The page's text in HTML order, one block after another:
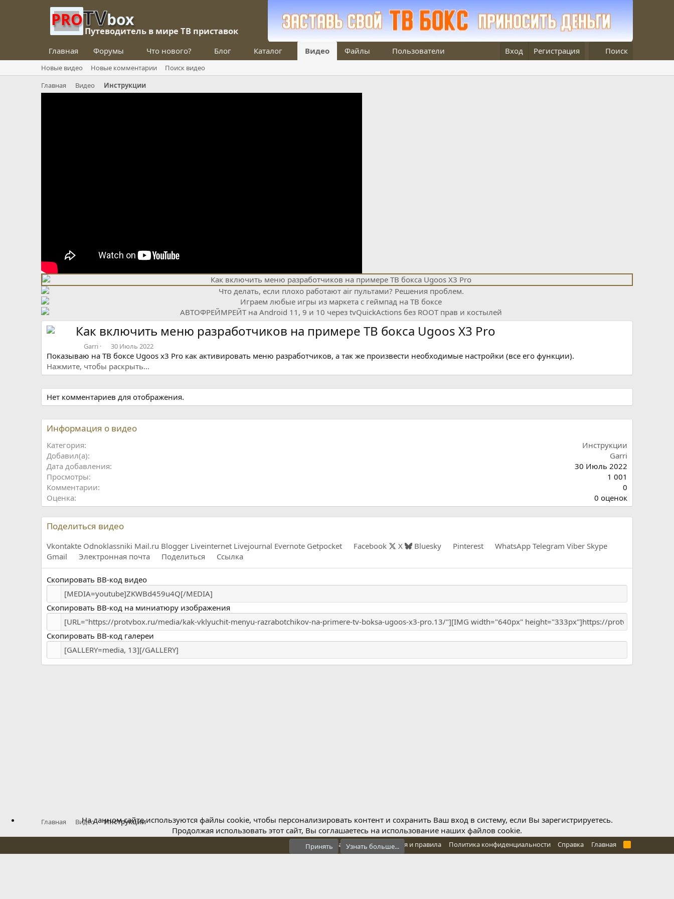
PROTVbox
Путеводитель в мире ТВ приставок
Главная Форумы Что нового? Блог Каталог Видео Файлы Пользователи Вход Регистрация Поиск
Новые видео Новые комментарии
Поиск видео
Главная
Видео Инструкции
В
п
е
р
ё
Н
а
з
а
д
В
п
р
д
Как включить меню разработчиков на примере ТВ бокса Ugoos X3 Pro
Garri 30 Июль 2022
Показываю на ТВ боксе Ugoos x3 Pro как активировать меню разработчиков, а так же произвести необходимые настройки (все его функции).
Нажмите, чтобы раскрыть...
Нет комментариев для отображения.
Информация о видео
Категория
Инструкции
Добавил(а)
Garri
Дата добавления
30 Июль 2022
Просмотры
1 001
Комментарии
0
Оценка
0
.
0
в
з
0 оценок
Поделиться видео
Vkontakte Odnoklassniki Mail.ru Blogger Liveinternet Livejournal Evernote Getpocket Facebook X Bluesky Pinterest WhatsApp Telegram Viber Skype
Gmail
Электронная почта Поделиться Ссылка
Скопировать BB-код видео
Скопировать BB-код на миниатюру изображения
Скопировать BB-код галереи
Главная Видео Инструкции
Обратная связь Условия и правила Политика конфиденциальности Справка Главная
R
На данном сайте используются файлы cookie, чтобы персонализировать контент и сохранить Ваш вход в систему, если Вы зарегистрируетесь.
Продолжая использовать этот сайт, Вы соглашаетесь на использование наших файлов cookie.
Принять Узнать больше...